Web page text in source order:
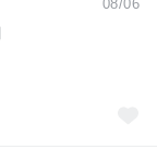
08/06